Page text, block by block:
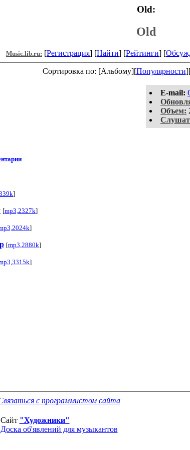
Old:
Old
Music.lib.ru: [Регистрация] [Найти] [Рейтинги] [
Сортировка по: [Альбому][Популярности
E-mail:
Объем:
]
[mp3,2327k]
]
[mp3,2880k]
]
с программистом сайта
Сайт "Художники"
Доска об'явлений для музыкантов